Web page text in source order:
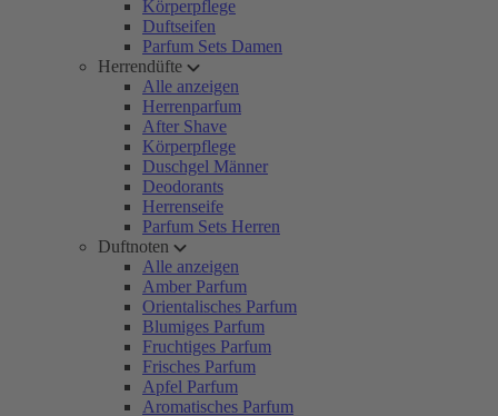
Körperpflege
Duftseifen
Parfum Sets Damen
Herrendüfte
Alle anzeigen
Herrenparfum
After Shave
Körperpflege
Duschgel Männer
Deodorants
Herrenseife
Parfum Sets Herren
Duftnoten
Alle anzeigen
Amber Parfum
Orientalisches Parfum
Blumiges Parfum
Fruchtiges Parfum
Frisches Parfum
Apfel Parfum
Aromatisches Parfum